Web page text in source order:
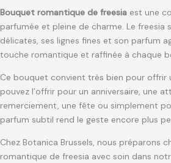
Bouquet romantique de freesia est une
parfumée et pleine de charme. Le freesia
délicates, ses lignes fines et son parfum
touche romantique et raffinée à chaque
Ce bouquet convient très bien pour offrir
pouvez l’offrir pour un anniversaire, une
remerciement, une fête ou simplement
parfum subtil rend le geste encore plus
Chez Botanica Brussels, nous préparons
romantique de freesia avec soin dans